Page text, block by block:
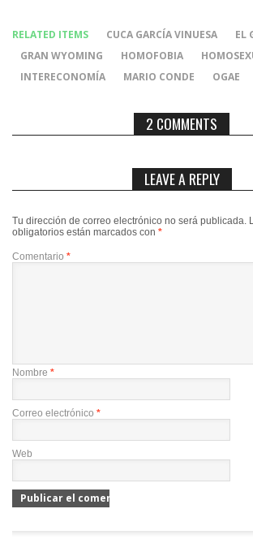
RELATED ITEMS CUCA GARCÍA VINUESA
EL
GRAN WYOMING
HOMOFOBIA
INTERECONOMÍA
MARIO CONDE OGAE
2 COMMENTS
LEAVE A REPLY
Tu dirección de correo electrónico no será publicada.
obligatorios están marcados con *
Comentario *
Nombre *
Correo electrónico *
Web